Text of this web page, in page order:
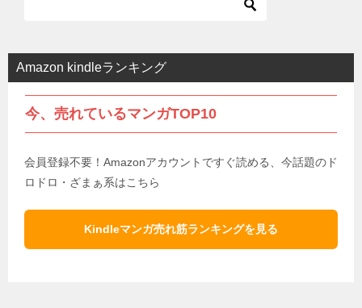
Amazon kindleランキング
今、売れているマンガTOP10
会員登録不要！Amazonアカウントですぐ読める、今話題のド
ロドロ・ざまぁ系はこちら
Kindleマンガ売れ筋ランキングを見る